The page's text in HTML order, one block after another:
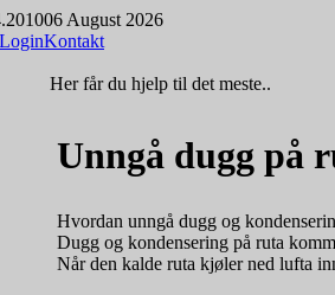
06 August 2026
LoginKontakt
Her får du hjelp til det meste..
Unngå dugg på
Hvordan unngå dugg og
Dugg og kondensering på ruta
Når den kalde ruta kjøler ned lufta